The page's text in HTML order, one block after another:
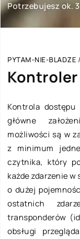
Potrzebujesz ok.
PYTAM-NIE-BLADZE /
Kontrola
główne
możliwości są w
z minimum
czytnika, który
każde zdarzenie
o dużej
ostatnich
transponderów
obsługi